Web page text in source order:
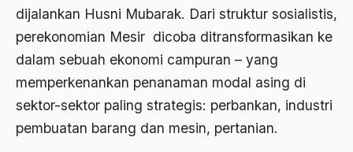
dijalankan Husni Mubarak. Dari struktur sosialistis,
perekonomian Mesir dicoba ditransformasikan ke
dalam sebuah ekonomi campuran – yang
memperkenankan penanaman modal asing di
sektor-sektor paling strategis: perbankan, industri
pembuatan barang dan mesin, pertanian.
1980
1979
1977
1976
Advisors
Afganistan
Afiliasi Kultural
Afrika